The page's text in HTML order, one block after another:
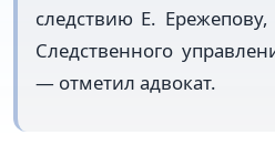
следствию Е.
Следственного
— отметил адвокат.